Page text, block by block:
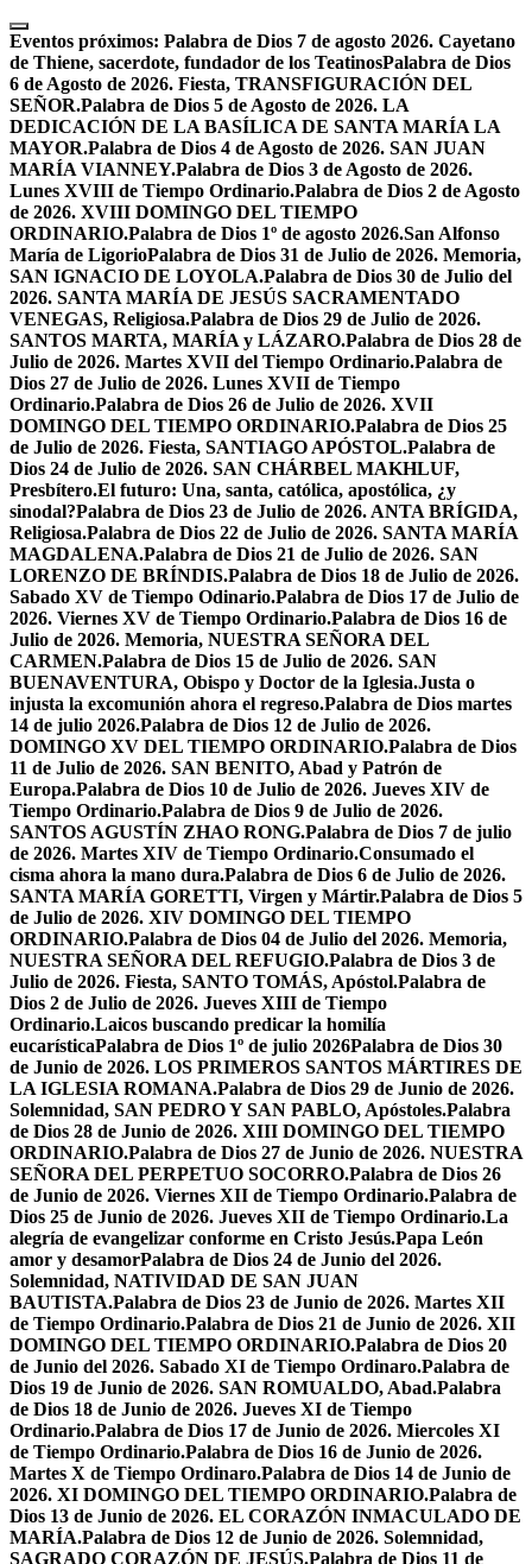
Skip
to
content
Eventos próximos: Palabra de Dios 7 de agosto 2026. Cayetano
de Thiene, sacerdote, fundador de los TeatinosPalabra de Dios
6 de Agosto de 2026. Fiesta, TRANSFIGURACIÓN DEL
SEÑOR.Palabra de Dios 5 de Agosto de 2026. LA
DEDICACIÓN DE LA BASÍLICA DE SANTA MARÍA LA
MAYOR.Palabra de Dios 4 de Agosto de 2026. SAN JUAN
MARÍA VIANNEY.Palabra de Dios 3 de Agosto de 2026.
Lunes XVIII de Tiempo Ordinario.Palabra de Dios 2 de Agosto
de 2026. XVIII DOMINGO DEL TIEMPO
ORDINARIO.Palabra de Dios 1º de agosto 2026.San Alfonso
María de LigorioPalabra de Dios 31 de Julio de 2026. Memoria,
SAN IGNACIO DE LOYOLA.Palabra de Dios 30 de Julio del
2026. SANTA MARÍA DE JESÚS SACRAMENTADO
VENEGAS, Religiosa.Palabra de Dios 29 de Julio de 2026.
SANTOS MARTA, MARÍA y LÁZARO.Palabra de Dios 28 de
Julio de 2026. Martes XVII del Tiempo Ordinario.Palabra de
Dios 27 de Julio de 2026. Lunes XVII de Tiempo
Ordinario.Palabra de Dios 26 de Julio de 2026. XVII
DOMINGO DEL TIEMPO ORDINARIO.Palabra de Dios 25
de Julio de 2026. Fiesta, SANTIAGO APÓSTOL.Palabra de
Dios 24 de Julio de 2026. SAN CHÁRBEL MAKHLUF,
Presbítero.El futuro: Una, santa, católica, apostólica, ¿y
sinodal?Palabra de Dios 23 de Julio de 2026. ANTA BRÍGIDA,
Religiosa.Palabra de Dios 22 de Julio de 2026. SANTA MARÍA
MAGDALENA.Palabra de Dios 21 de Julio de 2026. SAN
LORENZO DE BRÍNDIS.Palabra de Dios 18 de Julio de 2026.
Sabado XV de Tiempo Odinario.Palabra de Dios 17 de Julio de
2026. Viernes XV de Tiempo Ordinario.Palabra de Dios 16 de
Julio de 2026. Memoria, NUESTRA SEÑORA DEL
CARMEN.Palabra de Dios 15 de Julio de 2026. SAN
BUENAVENTURA, Obispo y Doctor de la Iglesia.Justa o
injusta la excomunión ahora el regreso.Palabra de Dios martes
14 de julio 2026.Palabra de Dios 12 de Julio de 2026.
DOMINGO XV DEL TIEMPO ORDINARIO.Palabra de Dios
11 de Julio de 2026. SAN BENITO, Abad y Patrón de
Europa.Palabra de Dios 10 de Julio de 2026. Jueves XIV de
Tiempo Ordinario.Palabra de Dios 9 de Julio de 2026.
SANTOS AGUSTÍN ZHAO RONG.Palabra de Dios 7 de julio
de 2026. Martes XIV de Tiempo Ordinario.Consumado el
cisma ahora la mano dura.Palabra de Dios 6 de Julio de 2026.
SANTA MARÍA GORETTI, Virgen y Mártir.Palabra de Dios 5
de Julio de 2026. XIV DOMINGO DEL TIEMPO
ORDINARIO.Palabra de Dios 04 de Julio del 2026. Memoria,
NUESTRA SEÑORA DEL REFUGIO.Palabra de Dios 3 de
Julio de 2026. Fiesta, SANTO TOMÁS, Apóstol.Palabra de
Dios 2 de Julio de 2026. Jueves XIII de Tiempo
Ordinario.Laicos buscando predicar la homilía
eucarísticaPalabra de Dios 1º de julio 2026Palabra de Dios 30
de Junio de 2026. LOS PRIMEROS SANTOS MÁRTIRES DE
LA IGLESIA ROMANA.Palabra de Dios 29 de Junio de 2026.
Solemnidad, SAN PEDRO Y SAN PABLO, Apóstoles.Palabra
de Dios 28 de Junio de 2026. XIII DOMINGO DEL TIEMPO
ORDINARIO.Palabra de Dios 27 de Junio de 2026. NUESTRA
SEÑORA DEL PERPETUO SOCORRO.Palabra de Dios 26
de Junio de 2026. Viernes XII de Tiempo Ordinario.Palabra de
Dios 25 de Junio de 2026. Jueves XII de Tiempo Ordinario.La
alegría de evangelizar conforme en Cristo Jesús.Papa León
amor y desamorPalabra de Dios 24 de Junio del 2026.
Solemnidad, NATIVIDAD DE SAN JUAN
BAUTISTA.Palabra de Dios 23 de Junio de 2026. Martes XII
de Tiempo Ordinario.Palabra de Dios 21 de Junio de 2026. XII
DOMINGO DEL TIEMPO ORDINARIO.Palabra de Dios 20
de Junio del 2026. Sabado XI de Tiempo Ordinaro.Palabra de
Dios 19 de Junio de 2026. SAN ROMUALDO, Abad.Palabra
de Dios 18 de Junio de 2026. Jueves XI de Tiempo
Ordinario.Palabra de Dios 17 de Junio de 2026. Miercoles XI
de Tiempo Ordinario.Palabra de Dios 16 de Junio de 2026.
Martes X de Tiempo Ordinaro.Palabra de Dios 14 de Junio de
2026. XI DOMINGO DEL TIEMPO ORDINARIO.Palabra de
Dios 13 de Junio de 2026. EL CORAZÓN INMACULADO DE
MARÍA.Palabra de Dios 12 de Junio de 2026. Solemnidad,
SAGRADO CORAZÓN DE JESÚS.Palabra de Dios 11 de